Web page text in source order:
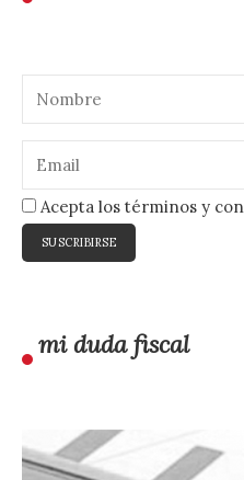
Acepta los términos y
mi duda fiscal